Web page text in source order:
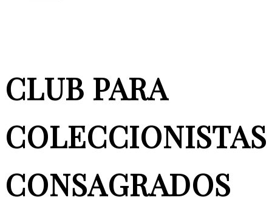
CLUB PARA
COLECCIONISTAS
CONSAGRADOS